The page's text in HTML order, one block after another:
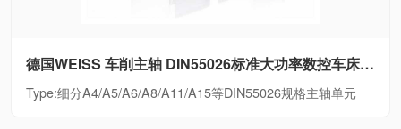
德国WEISS 车削主轴 DIN55026标准大功率数控车床电主轴细分A4/A5/A6/A8/A11/A15等DIN55026规格主轴单元
Type:细分A4/A5/A6/A8/A11/A15等DIN55026规格主轴单元